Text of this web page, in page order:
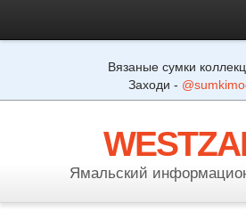
Вязаные сумки
Заходи -
Ямальский